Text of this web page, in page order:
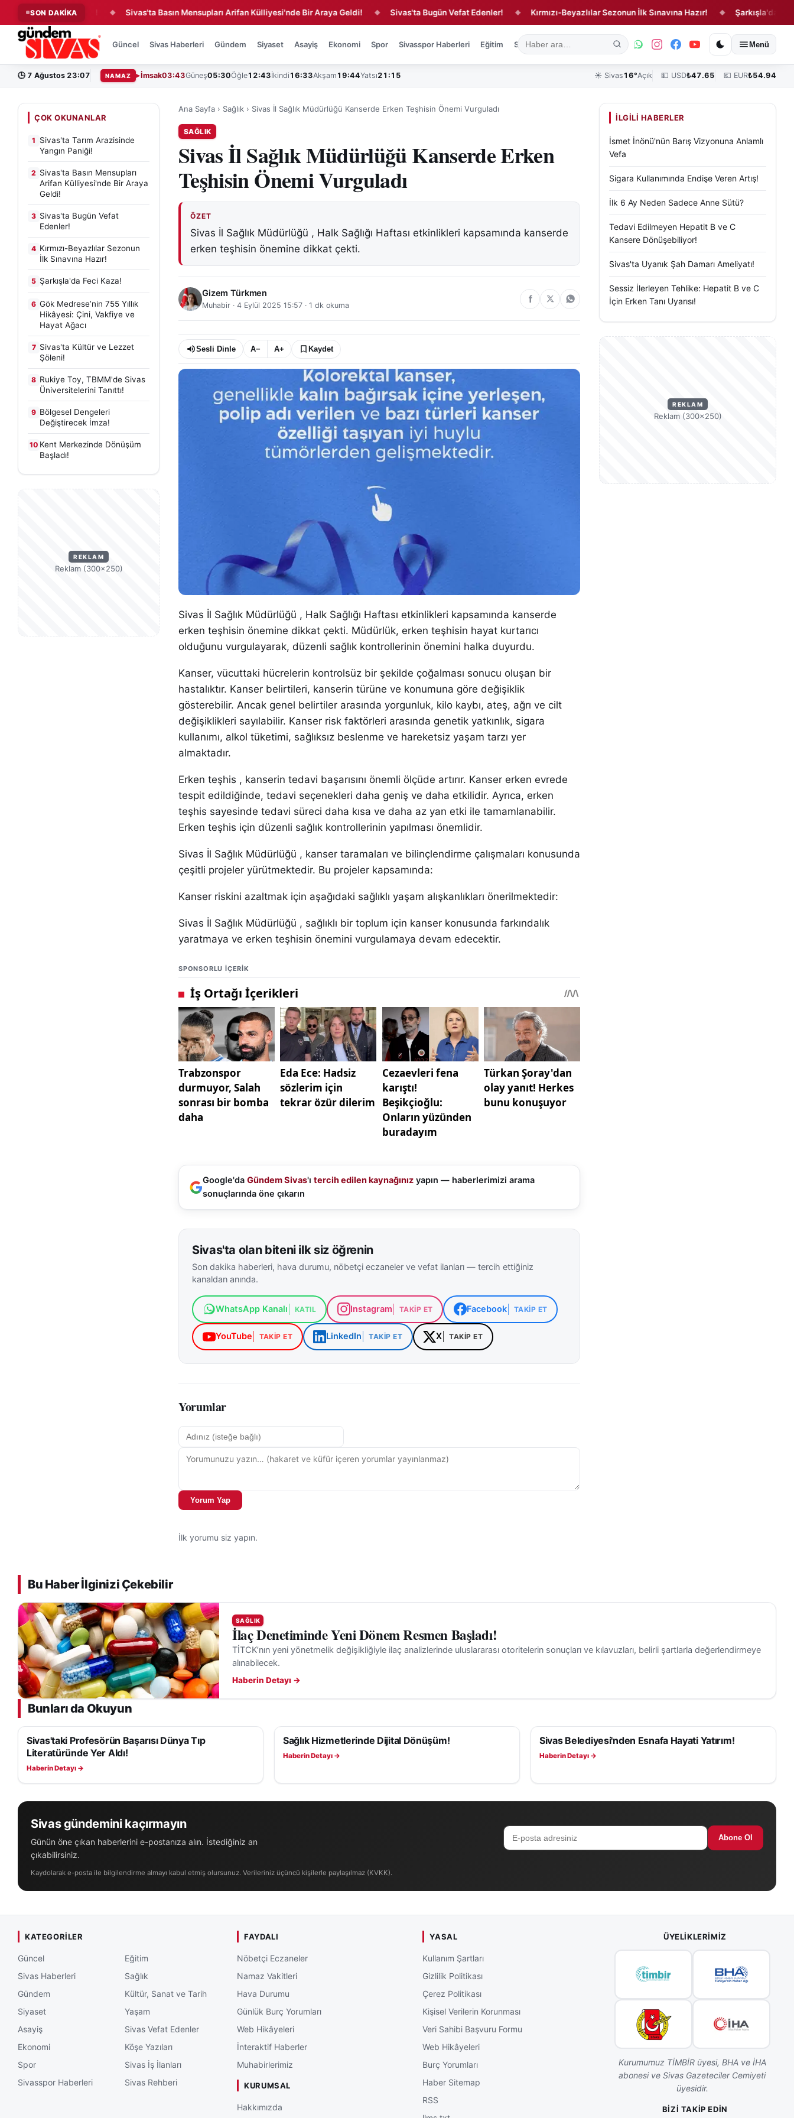
SON DAKİKA
Yangın Paniği! Sivas'ta Basın Mensupları Arifan Külliyesi'nde Bir Araya Geldi! ◆ Sivas'ta Bugün Vefat Edenler! ◆ Kırmızı-Beyazlılar Sezonun İlk Sınavına Hazır! ◆ Şarkışla'da Feci Kaza!
Güncel Sivas Haberleri Gündem Siyaset Asayiş Ekonomi Spor Sivasspor Haberleri Eğitim Sağlık Kültür, Sanat ve Tarih Yaşam Sivas Vefat Edenler Köşe
Menü
🕒 7 Ağustos 23:07 NAMAZ İmsak03:43Güneş05:30Öğle12:43İkindi 16:33Akşam 19:44Yatsı21:15 ☀️ Sivas 16°Açık 💵 USD₺47.65 💶 EUR₺54.94
ÇOK OKUNANLAR
1 Sivas'ta Tarım Arazisinde
Yangın Paniği!
2 Sivas'ta Basın Mensupları
Arifan Külliyesi'nde Bir Araya
Geldi!
3 Sivas'ta Bugün Vefat
Edenler!
4 Kırmızı-Beyazlılar Sezonun
İlk Sınavına Hazır!
5 Şarkışla'da Feci Kaza!
6 Gök Medrese’nin 755 Yıllık
Hikâyesi: Çini, Vakfiye ve
Hayat Ağacı
7 Sivas'ta Kültür ve Lezzet
Şöleni!
8 Rukiye Toy, TBMM'de Sivas
Üniversitelerini Tanıttı!
9 Bölgesel Dengeleri
Değiştirecek İmza!
10 Kent Merkezinde Dönüşüm
Başladı!
REKLAM
Reklam (300×250)
Ana Sayfa › Sağlık › Sivas İl Sağlık Müdürlüğü Kanserde Erken Teşhisin Önemi Vurguladı
SAĞLIK
Sivas İl Sağlık Müdürlüğü Kanserde Erken
Teşhisin Önemi Vurguladı
ÖZET
Sivas İl Sağlık Müdürlüğü , Halk Sağlığı Haftası etkinlikleri kapsamında kanserde
erken teşhisin önemine dikkat çekti.
Gizem Türkmen
Muhabir · 4 Eylül 2025 15:57 · 1 dk okuma
Sesli Dinle A− A+ Kaydet
Sivas İl Sağlık Müdürlüğü , Halk Sağlığı Haftası etkinlikleri kapsamında kanserde
erken teşhisin önemine dikkat çekti. Müdürlük, erken teşhisin hayat kurtarıcı
olduğunu vurgulayarak, düzenli sağlık kontrollerinin önemini halka duyurdu.
Kanser, vücuttaki hücrelerin kontrolsüz bir şekilde çoğalması sonucu oluşan bir
hastalıktır. Kanser belirtileri, kanserin türüne ve konumuna göre değişiklik
gösterebilir. Ancak genel belirtiler arasında yorgunluk, kilo kaybı, ateş, ağrı ve cilt
değişiklikleri sayılabilir. Kanser risk faktörleri arasında genetik yatkınlık, sigara
kullanımı, alkol tüketimi, sağlıksız beslenme ve hareketsiz yaşam tarzı yer
almaktadır.
Erken teşhis , kanserin tedavi başarısını önemli ölçüde artırır. Kanser erken evrede
tespit edildiğinde, tedavi seçenekleri daha geniş ve daha etkilidir. Ayrıca, erken
teşhis sayesinde tedavi süreci daha kısa ve daha az yan etki ile tamamlanabilir.
Erken teşhis için düzenli sağlık kontrollerinin yapılması önemlidir.
Sivas İl Sağlık Müdürlüğü , kanser taramaları ve bilinçlendirme çalışmaları konusunda
çeşitli projeler yürütmektedir. Bu projeler kapsamında:
Kanser riskini azaltmak için aşağıdaki sağlıklı yaşam alışkanlıkları önerilmektedir:
Sivas İl Sağlık Müdürlüğü , sağlıklı bir toplum için kanser konusunda farkındalık
yaratmaya ve erken teşhisin önemini vurgulamaya devam edecektir.
SPONSORLU IÇERIK
Google'da Gündem Sivas'ı tercih edilen kaynağınız yapın — haberlerimizi arama
sonuçlarında öne çıkarın
Sivas'ta olan biteni ilk siz öğrenin
Son dakika haberleri, hava durumu, nöbetçi eczaneler ve vefat ilanları — tercih ettiğiniz
kanaldan anında.
WhatsApp Kanalı KATIL Instagram TAKIP ET Facebook TAKIP ET
YouTube TAKIP ET LinkedIn TAKIP ET X TAKIP ET
Yorumlar
Yorum Yap
İlk yorumu siz yapın.
İLGILI HABERLER
İsmet İnönü'nün Barış Vizyonuna Anlamlı
Vefa
Sigara Kullanımında Endişe Veren Artış!
İlk 6 Ay Neden Sadece Anne Sütü?
Tedavi Edilmeyen Hepatit B ve C
Kansere Dönüşebiliyor!
Sivas'ta Uyanık Şah Damarı Ameliyatı!
Sessiz İlerleyen Tehlike: Hepatit B ve C
İçin Erken Tanı Uyarısı!
REKLAM
Reklam (300×250)
Bu Haber İlginizi Çekebilir
SAĞLIK
İlaç Denetiminde Yeni Dönem Resmen Başladı!
TİTCK’nın yeni yönetmelik değişikliğiyle ilaç analizlerinde uluslararası otoritelerin sonuçları ve kılavuzları, belirli şartlarla değerlendirmeye
alınabilecek.
Haberin Detayı →
Bunları da Okuyun
SAĞLIK
Sivas'taki Profesörün Başarısı Dünya Tıp
Literatüründe Yer Aldı!
Haberin Detayı →
SAĞLIK
Sağlık Hizmetlerinde Dijital Dönüşüm!
Haberin Detayı →
SAĞLIK
Sivas Belediyesi'nden Esnafa Hayati Yatırım!
Haberin Detayı →
Sivas gündemini kaçırmayın
Günün öne çıkan haberlerini e-postanıza alın. İstediğiniz an
çıkabilirsiniz.
Abone Ol
Kaydolarak e-posta ile bilgilendirme almayı kabul etmiş olursunuz. Verileriniz üçüncü kişilerle paylaşılmaz (KVKK).
KATEGORILER
Güncel
Sivas Haberleri
Gündem
Siyaset
Asayiş
Ekonomi
Spor
Sivasspor Haberleri
Eğitim
Sağlık
Kültür, Sanat ve Tarih
Yaşam
Sivas Vefat Edenler
Köşe Yazıları
Sivas İş İlanları
Sivas Rehberi
FAYDALI
Nöbetçi Eczaneler
Namaz Vakitleri
Hava Durumu
Günlük Burç Yorumları
Web Hikâyeleri
İnteraktif Haberler
Muhabirlerimiz
KURUMSAL
Hakkımızda
YASAL
Kullanım Şartları
Gizlilik Politikası
Çerez Politikası
Kişisel Verilerin Korunması
Veri Sahibi Başvuru Formu
Web Hikâyeleri
Burç Yorumları
Haber Sitemap
RSS
ÜYELIKLERIMIZ
Kurumumuz TİMBİR üyesi, BHA ve İHA
abonesi ve Sivas Gazeteciler Cemiyeti
üyesidir.
BIZI TAKIP EDIN